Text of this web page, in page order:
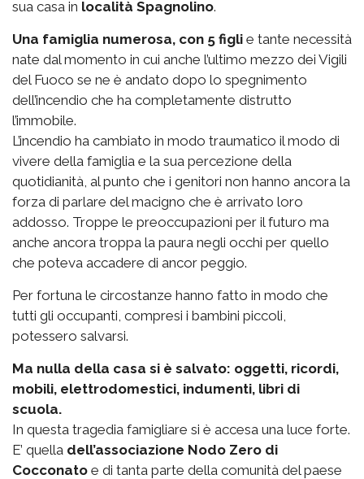
sua casa in località Spagnolino.
Una famiglia numerosa, con 5 figli e tante necessità
nate dal momento in cui anche l’ultimo mezzo dei Vigili
del Fuoco se ne è andato dopo lo spegnimento
dell’incendio che ha completamente distrutto
l’immobile.
L’incendio ha cambiato in modo traumatico il modo di
vivere della famiglia e la sua percezione della
quotidianità, al punto che i genitori non hanno ancora la
forza di parlare del macigno che è arrivato loro
addosso. Troppe le preoccupazioni per il futuro ma
anche ancora troppa la paura negli occhi per quello
che poteva accadere di ancor peggio.
Per fortuna le circostanze hanno fatto in modo che
tutti gli occupanti, compresi i bambini piccoli,
potessero salvarsi.
Ma nulla della casa si è salvato: oggetti, ricordi,
mobili, elettrodomestici, indumenti, libri di
scuola.
In questa tragedia famigliare si è accesa una luce forte.
E’ quella dell’associazione Nodo Zero di
Cocconato e di tanta parte della comunità del paese